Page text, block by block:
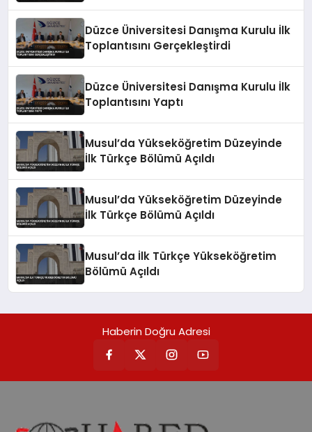
Düzce Üniversitesi Danışma Kurulu İlk
Toplantısını Gerçekleştirdi
Düzce Üniversitesi Danışma Kurulu İlk
Toplantısını Yaptı
Musul’da Yükseköğretim Düzeyinde
İlk Türkçe Bölümü Açıldı
Musul’da Yükseköğretim Düzeyinde
İlk Türkçe Bölümü Açıldı
Musul’da İlk Türkçe Yükseköğretim
Bölümü Açıldı
Haberin Doğru Adresi